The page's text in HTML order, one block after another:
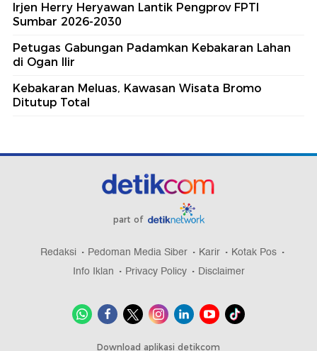
Irjen Herry Heryawan Lantik Pengprov FPTI
Sumbar 2026-2030
Petugas Gabungan Padamkan Kebakaran Lahan
di Ogan Ilir
Kebakaran Meluas, Kawasan Wisata Bromo
Ditutup Total
part of
Redaksi Pedoman Media Siber Karir
Kotak Pos
Info Iklan
Privacy Policy Disclaimer
Download aplikasi detikcom